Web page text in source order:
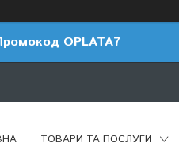
OPLATA7
ТОВАРИ ТА ПОСЛУГИ